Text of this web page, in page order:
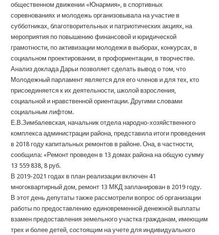
общественном движении «Юнармия», в спортивных
соревнованиях и молодежь организовывала на участие в
субботниках, благотворительных и патриотических акциях, на
мероприятия по повышению финансовой и юридической
грамотности, по активизации молодежи в выборах, конкурсах, в
социальном проектировании, в профориентации, в творчестве.
Анализ доклада Дарьи позволяет сделать вывод о том, что
Молодежный парламент является для его членов и для тех, кто
присоединяется к их деятельности, школой взросления,
социальной и нравственной ориентации. Другими словами
социальным лифтом.
Е.В.Зимбалевская, начальник отдела народно-хозяйственного
комплекса администрации района, представила итоги проведения
в 2018 году капитальных ремонтов в районе. Она, в частности,
сообщила: «Ремонт проведен в 13 домах района на общую сумму
13 559 838, 8 руб.
В 2019-2021 годах в план реализации включен 41
многоквартирный дом, ремонт 13 МКД запланирован в 2019 году.
В этот день депутаты также рассмотрели вопрос об организации
работы по предоставлению единовременной денежной выплаты
взамен предоставления земельного участка гражданам, имеющим
трех и более детей, состоящим на учете для индивидуального